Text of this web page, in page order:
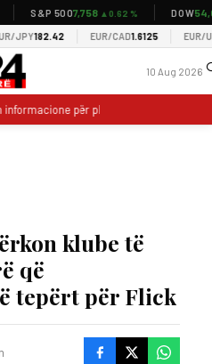
S&P 5007,758▲0.62 % DOW
JPY182.42 EUR/CAD1.6125 EUR/USD
10 Aug 2026
për plane edhe për veprime
klube të
që
tepërt për Flick